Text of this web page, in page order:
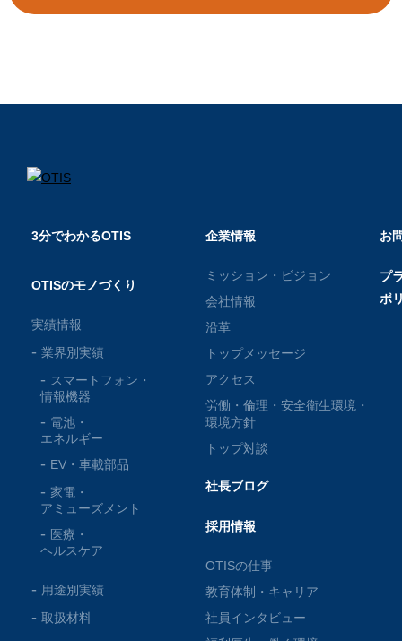
3分でわかるOTIS
OTISのモノづくり
実績情報
業界別実績
スマートフォン・
情報機器
電池・
エネルギー
EV・車載部品
家電・
アミューズメント
医療・
ヘルスケア
用途別実績
取扱材料
企業情報
ミッション・ビジョン
会社情報
沿革
トップメッセージ
アクセス
労働・倫理・安全衛生環境・
環境方針
トップ対談
社長ブログ
採用情報
OTISの仕事
教育体制・キャリア
社員インタビュー
お
プ
ポ